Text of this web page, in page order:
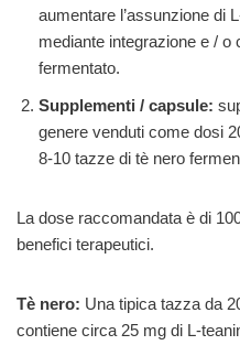
aumentare l’assunzione di
mediante integrazione e /
fermentato.
Supplementi / capsule:
genere venduti come dosi
8-10 tazze di tè nero
La dose raccomandata è di
benefici terapeutici.
Tè nero: Una tipica tazza da
contiene circa 25 mg di L-